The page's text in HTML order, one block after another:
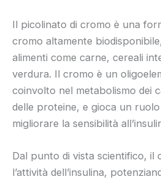
Il picolinato di cromo è una
cromo altamente
alimenti come carne, cereali
verdura. Il cromo è un
coinvolto nel metabolismo dei
delle proteine, e gioca un
migliorare la sensibilità
Dal punto di vista scientifico, il
l’attività dell’insulina,